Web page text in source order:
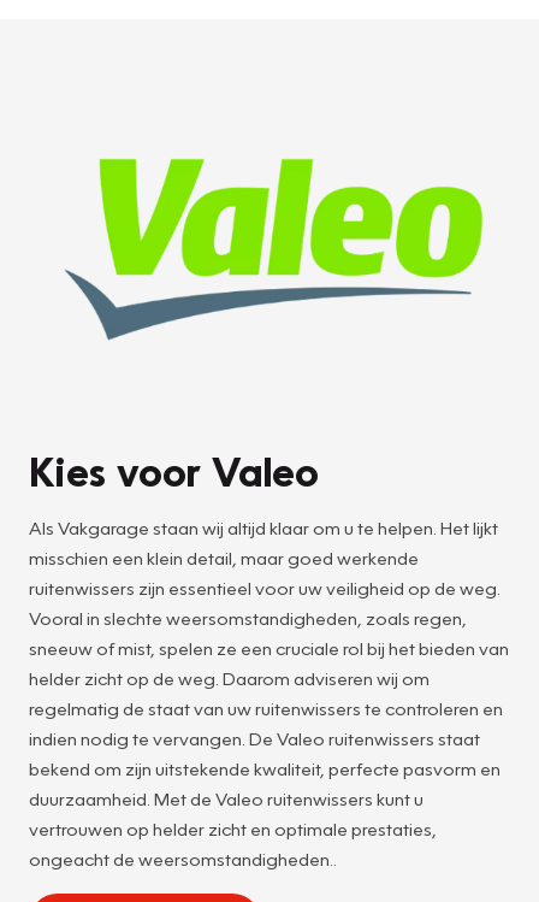
Kies voor Valeo
Als Vakgarage staan wij altijd klaar om u te helpen. Het lijkt
misschien een klein detail, maar goed werkende
ruitenwissers zijn essentieel voor uw veiligheid op de weg.
Vooral in slechte weersomstandigheden, zoals regen,
sneeuw of mist, spelen ze een cruciale rol bij het bieden van
helder zicht op de weg. Daarom adviseren wij om
regelmatig de staat van uw ruitenwissers te controleren en
indien nodig te vervangen. De Valeo ruitenwissers staat
bekend om zijn uitstekende kwaliteit, perfecte pasvorm en
duurzaamheid. Met de Valeo ruitenwissers kunt u
vertrouwen op helder zicht en optimale prestaties,
ongeacht de weersomstandigheden..